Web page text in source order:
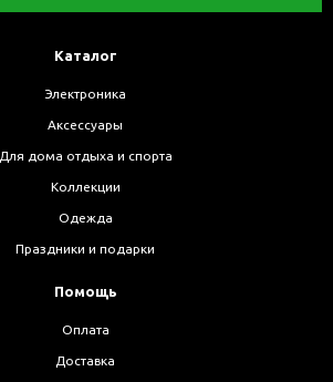
Каталог
Электроника
Аксессуары
Для дома отдыха и спорта
Коллекции
Одежда
Праздники и подарки
Помощь
Оплата
Доставка